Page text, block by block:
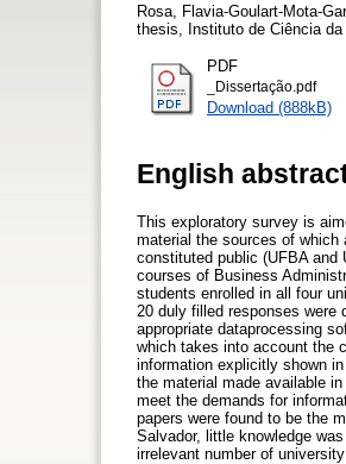
Rosa, Flavia-Goulart-Mota-
thesis, Instituto de Ciência
PDF
_Dissertação.pdf
Download (888kB)
English
This exploratory survey is
material the sources of which
constituted public (UFBA and
courses of Business
students enrolled in all four
20 duly filled responses
appropriate dataprocessing
which takes into account the
information explicitly shown
the material made available
meet the demands for
papers were found to be the
Salvador, little knowledge
irrelevant number of